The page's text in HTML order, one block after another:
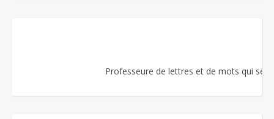
Professeure de lettres et de mots qui se